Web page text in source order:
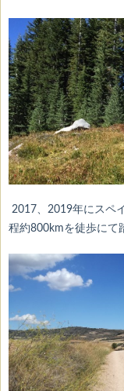
2017、2019年にスペ
程約800kmを徒歩にて